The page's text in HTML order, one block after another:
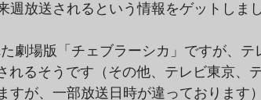
週放送されるという情報をゲットしま
劇場版「チェブラーシカ」ですが、テ
れるそうです（その他、テレビ東京、
すが、一部放送日時が違っております